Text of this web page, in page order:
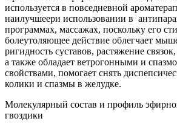
используется в повседневной
наилучшеери использовании в
программах, массажах, поскольку его
болеутоляющее действие облегчает
ригидность суставов, растяжение
а также обладает ветрогонными и
свойствами, помогает снять
колики и спазмы в желудке.
Молекулярный состав и профиль
гвоздики